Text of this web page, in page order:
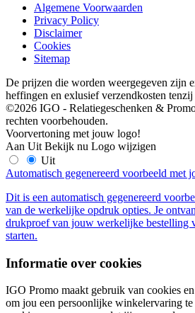
Algemene Voorwaarden
Privacy Policy
Disclaimer
Cookies
Sitemap
De prijzen die worden weergegeven zijn
heffingen en exlusief verzendkosten tenzij
©2026 IGO - Relatiegeschenken &
rechten voorbehouden.
Voorvertoning met jouw logo!
Aan Uit Bekijk nu Logo wijzigen
Uit
Automatisch gegenereerd voorbeeld met
Dit is een automatisch gegenereerd
van de werkelijke opdruk opties. Je
drukproef van jouw werkelijke bestelling
starten.
Informatie over cookies
IGO Promo maakt gebruik van cookies
om jou een persoonlijke winkelervaring te